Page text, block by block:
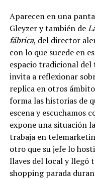
Aparecen en una
Gleyzer y también de
fábrica, del director
con lo que sucede en
espacio tradicional
invita a reflexionar
replica en otros
forma las historias de
escena y escuchamos
expone una situación
trabaja en
otro que su jefe lo
llaves del local y llegó
shopping parada